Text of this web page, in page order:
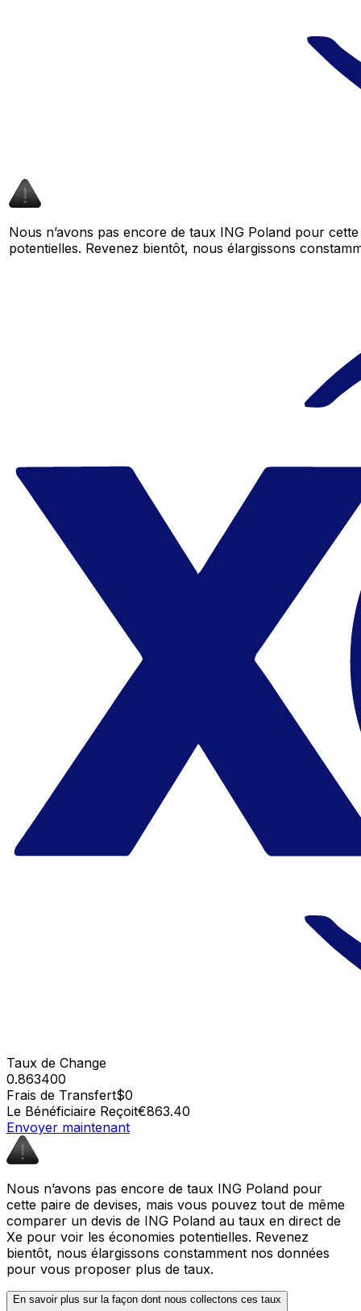
Nous n’avons pas encore de taux ING Poland pour
potentielles. Revenez bientôt, nous élargissons
Taux de Change
0.863400
Frais de Transfert$0
Le Bénéficiaire Reçoit€863.40
Envoyer maintenant
Nous n’avons pas encore de taux ING Poland pour
cette paire de devises, mais vous pouvez tout de même
comparer un devis de ING Poland au taux en direct de
Xe pour voir les économies potentielles. Revenez
bientôt, nous élargissons constamment nos données
pour vous proposer plus de taux.
En savoir plus sur la façon dont nous collectons ces taux